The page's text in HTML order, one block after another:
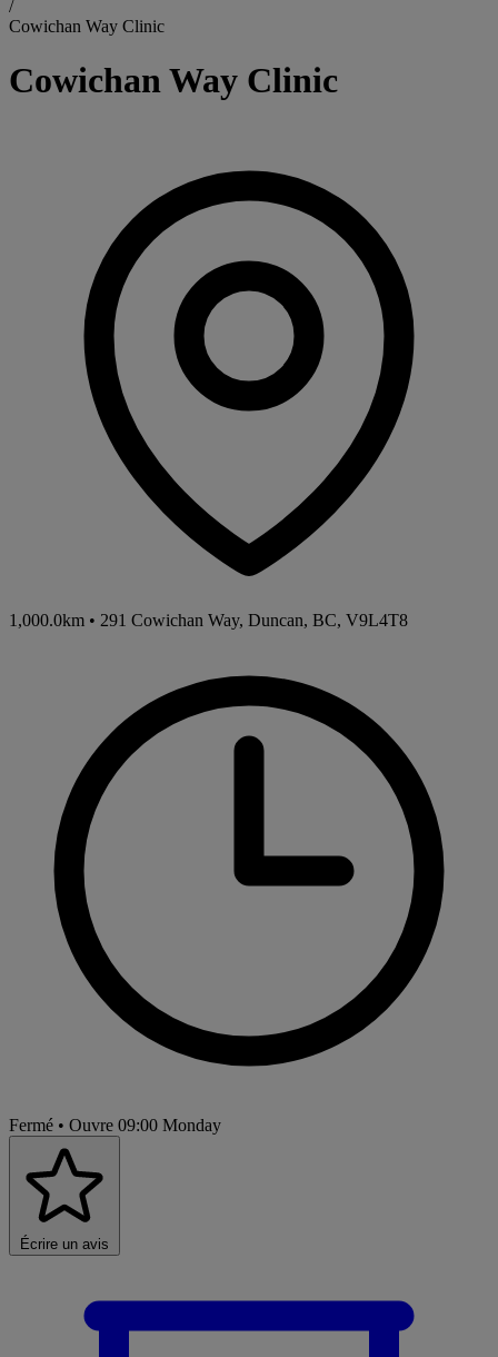
/
Cowichan Way Clinic
Cowichan Way Clinic
1,000.0km • 291 Cowichan Way, Duncan, BC, V9L4T8
Fermé • Ouvre 09:00 Monday
Écrire un avis